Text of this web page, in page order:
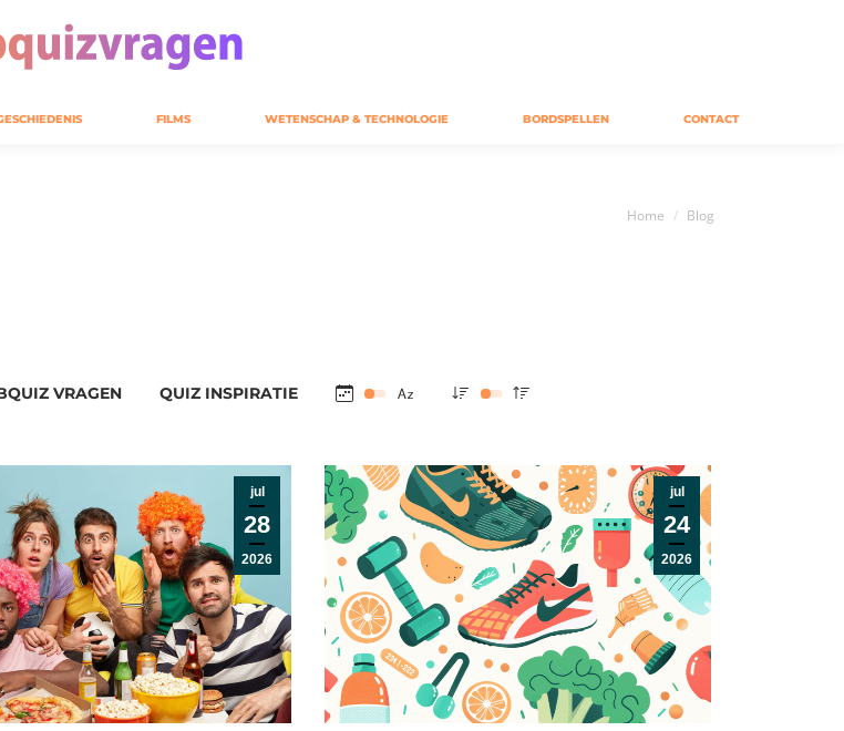
FILMS WETENSCHAP & TECHNOLOGIE BORDSPELLEN CONTACT
Je bent hier:
Home Blog
VRAGEN QUIZ INSPIRATIE
jul
28
2026
jul
24
2026